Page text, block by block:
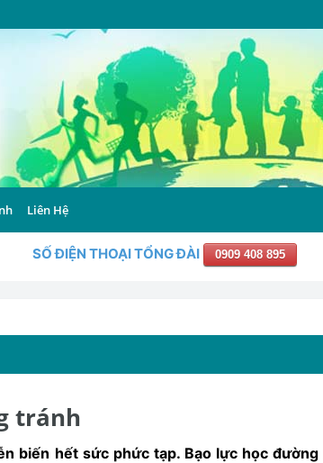
Liên Hệ
SỐ ĐIỆN THOẠI TỔNG ĐÀI 0909 408 895
tránh
biến hết sức phức tạp.Bạo lực học đường